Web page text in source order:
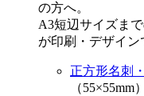
の方へ。
A3短辺サイズま
が印刷・デザイン
正方形名刺
（55×55mm）